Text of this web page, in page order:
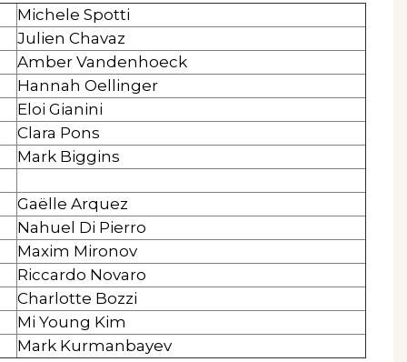
Michele Spotti
Julien Chavaz
Amber Vandenhoeck
Hannah Oellinger
Eloi Gianini
Clara Pons
Mark Biggins
Gaëlle Arquez
Nahuel Di Pierro
Maxim Mironov
Riccardo Novaro
Charlotte Bozzi
Mi Young Kim
Mark Kurmanbayev